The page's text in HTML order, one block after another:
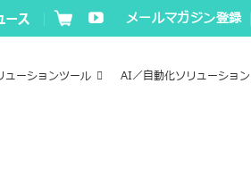
メールマガジン登録
ューションツール AI／自動化ソリューション